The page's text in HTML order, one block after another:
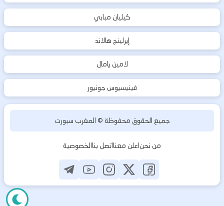
كيليان مبابي
إيرلينج هالاند
لامين يامال
فينيسيوس جونيور
جميع الحقوق محفوظة ©المغرب سبورت
من نحناعلن معنااتصل بناالخصوصية